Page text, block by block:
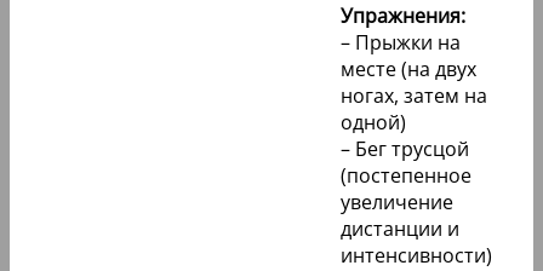
Упражнения:
– Прыжки на
месте (на двух
ногах, затем на
одной)
– Бег трусцой
(постепенное
увеличение
дистанции и
интенсивности)